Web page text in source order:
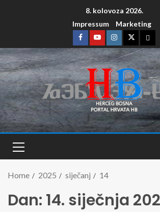
8. kolovoza 2026.
Impressum
Marketing
Home 2025 siječanj 14
Dan: 14. siječnja